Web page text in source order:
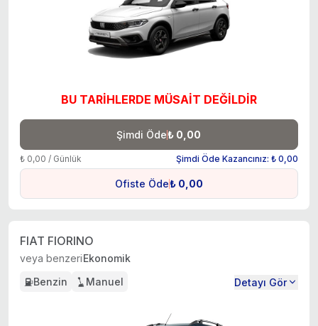
BU TARİHLERDE MÜSAİT DEĞİLDİR
Şimdi Öde₺ 0,00
₺ 0,00 / Günlük Şimdi Öde Kazancınız: ₺ 0,00
Ofiste Öde₺ 0,00
FIAT FIORINO
veya benzeriEkonomik
Benzin
Manuel Detayı Gör